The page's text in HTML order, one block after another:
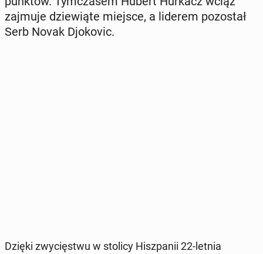
zajmuje dzie­wią­te miejsce, a liderem po­zo­stał
Serb Novak Djo­ko­vic.
Dzięki zwy­cię­stwu w stolicy Hisz­pa­nii 22-letnia